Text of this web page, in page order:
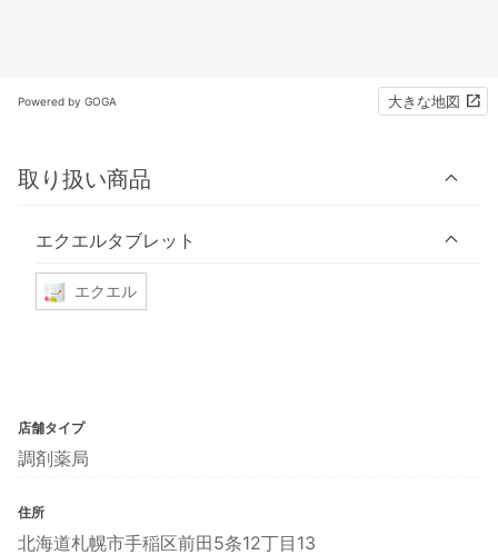
Powered by GOGA 大きな地図
取り扱い商品
エクエルタブレット
エクエル
店舗タイプ
調剤薬局
住所
北海道札幌市手稲区前田5条12丁目13